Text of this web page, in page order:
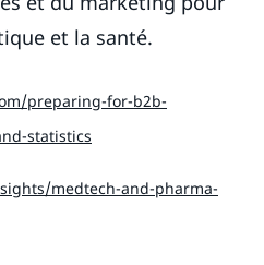
et la santé.
preparing-for-b2b-
statistics
medtech-and-pharma-